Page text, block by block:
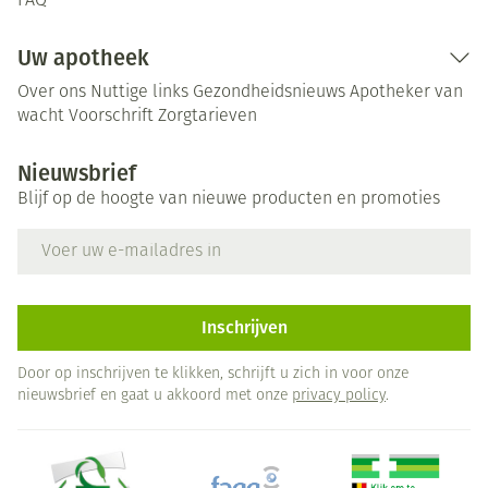
Uw apotheek
Over ons Nuttige links Gezondheidsnieuws Apotheker van
wacht Voorschrift Zorgtarieven
Nieuwsbrief
Blijf op de hoogte van nieuwe producten en promoties
Inschrijven
Door op inschrijven te klikken, schrijft u zich in voor onze
nieuwsbrief en gaat u akkoord met onze privacy policy.